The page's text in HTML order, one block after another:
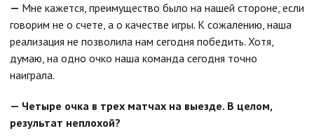
— Мне кажется, преимущество было на нашей стороне, если
говорим не о счете, а о качестве игры. К сожалению, наша
реализация не позволила нам сегодня победить. Хотя,
думаю, на одно очко наша команда сегодня точно
наиграла.
— Четыре очка в трех матчах на выезде. В целом,
результат неплохой?